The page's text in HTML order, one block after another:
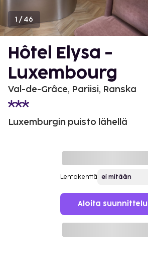
1 /46
Hôtel Elysa -
Luxembourg
Val-de-Grâce, Pariisi, Ranska
Luxemburgin puisto lähellä
Lentokenttä
Aloita suunnittelu